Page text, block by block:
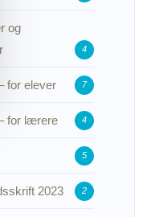
og
4
for elever 7
for lærere 4
5
2023 2